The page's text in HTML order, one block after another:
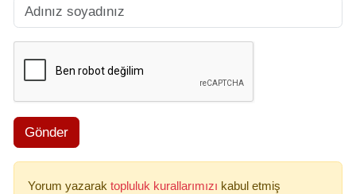
Gönder
Yorum yazarak topluluk kurallarımızı kabul etmiş